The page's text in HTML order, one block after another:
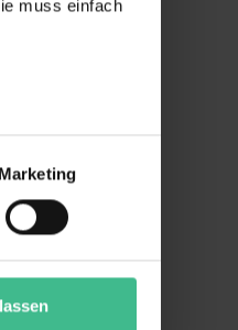
muss einfach
der
Werbung
führen diese
triff deine
der
Marketing